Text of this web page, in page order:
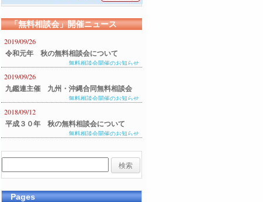
「無料相談会」開催ニュース
2019/09/26
令和元年 秋の無料相談会について
無料相談会開催のお知らせ
2019/09/26
九鑑連主催 九州・沖縄合同無料相談会
のご案内
無料相談会開催のお知らせ
2018/09/12
平成３０年 秋の無料相談会について
無料相談会開催のお知らせ
Pages